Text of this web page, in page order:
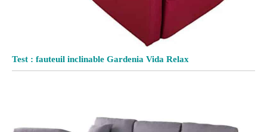
Test : fauteuil inclinable Gardenia Vida Relax